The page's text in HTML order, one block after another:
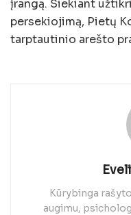
įrangą. Siekiant
persekiojimą, Pietų
tarptautinio arešto
Kūrybinga
augimu,